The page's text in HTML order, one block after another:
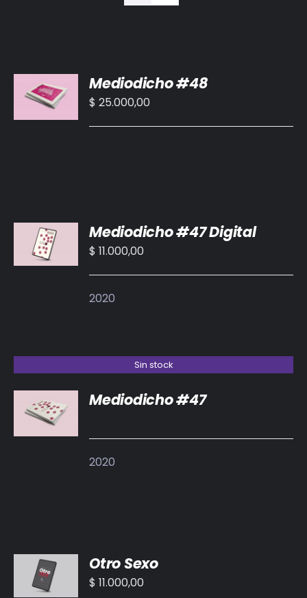
AL
CARRITO
/
Mediodicho #48
$ 25.000,00
AL
CARRITO
/
Mediodicho #47 Digital
$ 11.000,00
2020
Sin stock
DETALLES
Mediodicho #47
2020
AL
CARRITO
Otro Sexo
$ 11.000,00